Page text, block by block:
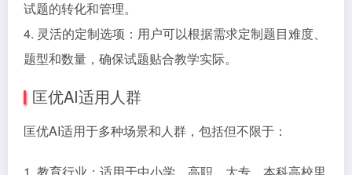
试题的转化和管理。
4. 灵活的定制选项：用户可以根据需求定制题目难度、
题型和数量，确保试题贴合教学实际。
匡优AI适用人群
匡优AI适用于多种场景和人群，包括但不限于：